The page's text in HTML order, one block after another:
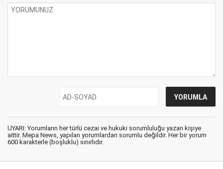
UYARI: Yorumların her türlü cezai ve hukuki sorumluluğu yazan kişiye
aittir. Mepa News, yapılan yorumlardan sorumlu değildir. Her bir yorum
600 karakterle (boşluklu) sınırlıdır.